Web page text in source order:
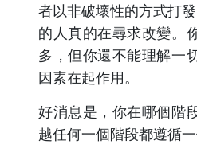
者以非破壞性的方式打
的人真的在尋求改變。
多，但你還不能理解一
因素在起作用。
好消息是，你在哪個階
越任何一個階段都遵循一